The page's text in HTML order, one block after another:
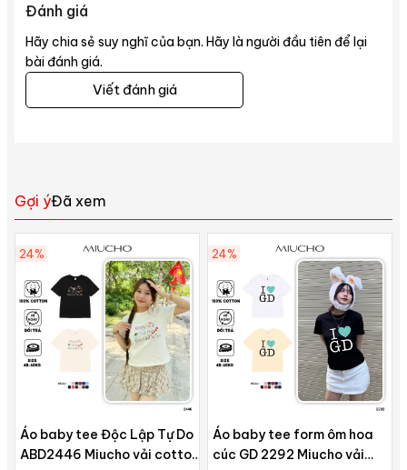
Đánh giá
Hãy chia sẻ suy nghĩ của bạn. Hãy là người đầu tiên để lại
bài đánh giá.
Viết đánh giá
Gợi ýĐã xem
24%
Áo baby tee Độc Lập Tự Do
ABD2446 Miucho vải cotton
24%
Áo baby tee form ôm hoa
cúc GD 2292 Miucho vải